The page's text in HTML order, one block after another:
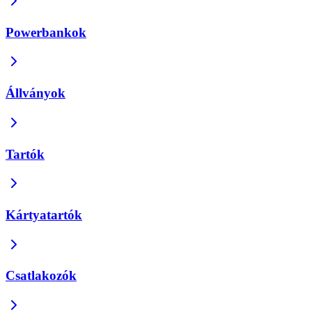
Powerbankok
Állványok
Tartók
Kártyatartók
Csatlakozók